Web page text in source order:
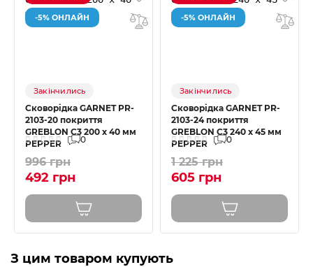
-5% ОНЛАЙН
Закінчились
Сковорідка GARNET PR-
2103-20 покриття
GREBLON C3 200 x 40 мм
PEPPER
0
996 грн
492 грн
-5% ОНЛАЙН
Закінчились
Сковорідка GARNET PR-
2103-24 покриття
GREBLON C3 240 x 45 мм
PEPPER
0
1 225 грн
605 грн
З цим товаром купують